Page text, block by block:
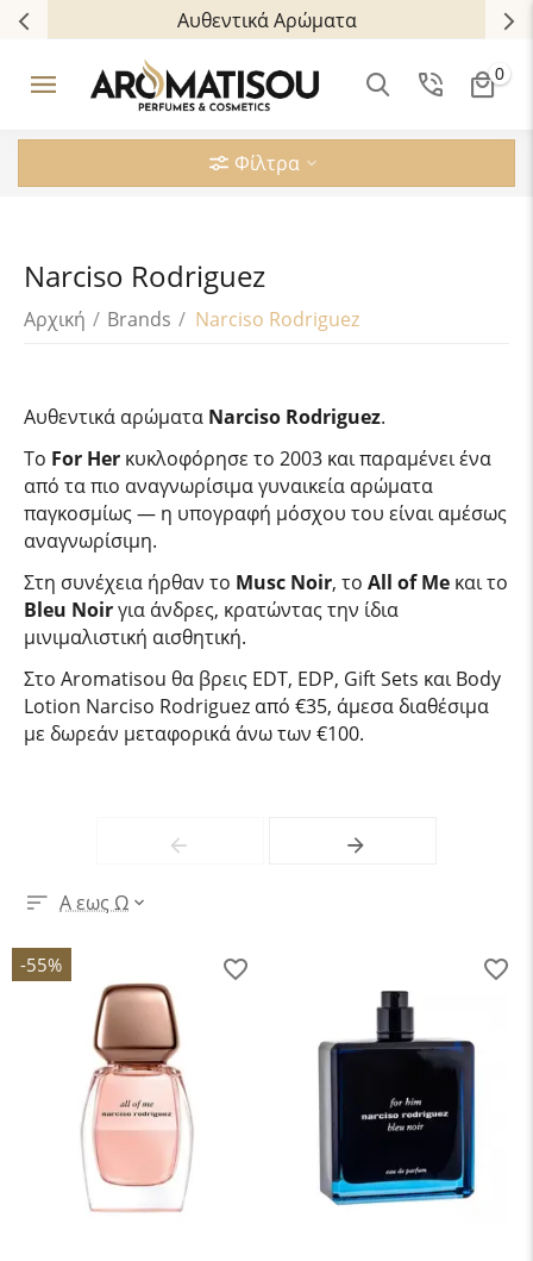
τρόποι πληρωμής
0
Φίλτρα
Narciso Rodriguez
Αρχική / Brands / Narciso Rodriguez
Aυθεντικά αρώματα Narciso Rodriguez.
Το For Her κυκλοφόρησε το 2003 και παραμένει ένα
από τα πιο αναγνωρίσιμα γυναικεία αρώματα
παγκοσμίως — η υπογραφή μόσχου του είναι αμέσως
αναγνωρίσιμη.
Στη συνέχεια ήρθαν το Musc Noir, το All of Me και το
Bleu Noirγια άνδρες, κρατώντας την ίδια
μινιμαλιστική αισθητική.
Στο Aromatisou θα βρεις EDT, EDP, Gift Sets και Body
Lotion Narciso Rodriguez από €35, άμεσα διαθέσιμα
με δωρεάν μεταφορικά άνω των €100.
Α εως Ω
-55%